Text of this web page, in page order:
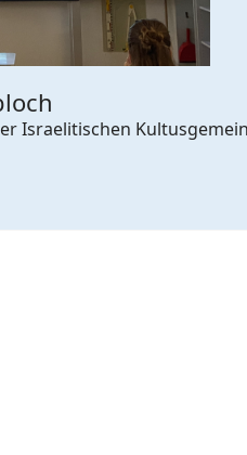
Israelitischen